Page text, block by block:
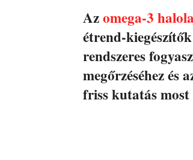
Azomega-3
étrend-
rendszeres
megőrzéséhez és
friss kutatás most